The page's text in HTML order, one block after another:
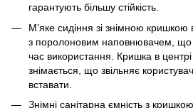
гарантують більшу стійкість.
М’яке сидіння зі знімною кришкою
з поролоновим наповнювачем, що
час використання. Кришка в центрі
знімається, що звільняє
вставати.
Знімні санітарна ємність з